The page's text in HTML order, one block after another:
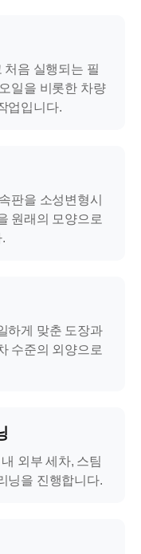
처음 실행되는 필
일을 비롯한 차량
업입니다.
판을 소성변형시
원래의 모양으로
하게 맞춘 도장과
수준의 외양으로
외부 세차, 스팀
닝을 진행합니다.